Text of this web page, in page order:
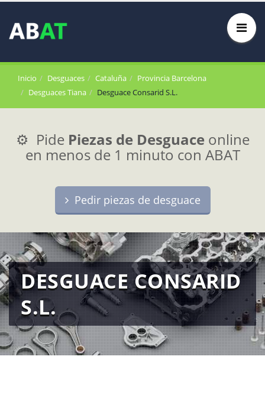
Inicio Desguaces Cataluña
Provincia Barcelona
Desguaces Tiana
Desguace Consarid S.L.
⚙️ Pide Piezas de Desguace online
en menos de 1 minuto con ABAT
Pedir piezas de desguace
DESGUACE CONSARID
S.L.